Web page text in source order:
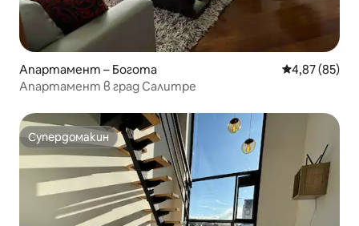
Апартамент – Богота Средна
4,87 (85)
Апартамент в град Салитре
Супердомакин
Супердомакин